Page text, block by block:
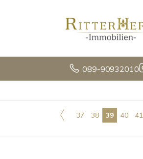
089-90932010
37 38 39 40 41